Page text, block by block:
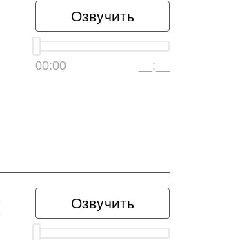
Озвучить
00:00 __:__
Озвучить